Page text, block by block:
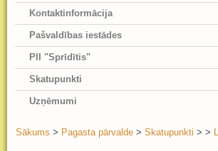
Kontaktinformācija
Pašvaldības iestādes
PII "Sprīdītis"
Skatupunkti
Uzņēmumi
Sākums > Pagasta pārvalde > Skatupunkti > >